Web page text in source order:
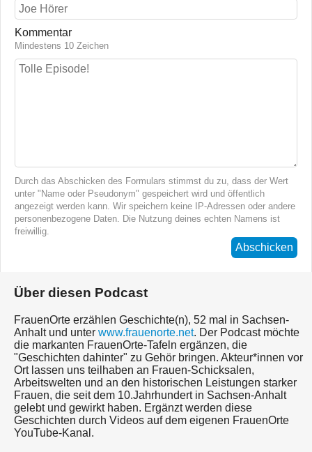
Kommentar
Mindestens 10 Zeichen
Durch das Abschicken des Formulars stimmst du zu, dass der Wert
unter "Name oder Pseudonym" gespeichert wird und öffentlich
angezeigt werden kann. Wir speichern keine IP-Adressen oder andere
personenbezogene Daten. Die Nutzung deines echten Namens ist
freiwillig.
Abschicken
Über diesen Podcast
FrauenOrte erzählen Geschichte(n), 52 mal in Sachsen-
Anhalt und unter www.frauenorte.net. Der Podcast möchte
die markanten FrauenOrte-Tafeln ergänzen, die
"Geschichten dahinter" zu Gehör bringen. Akteur*innen vor
Ort lassen uns teilhaben an Frauen-Schicksalen,
Arbeitswelten und an den historischen Leistungen starker
Frauen, die seit dem 10.Jahrhundert in Sachsen-Anhalt
gelebt und gewirkt haben. Ergänzt werden diese
Geschichten durch Videos auf dem eigenen FrauenOrte
YouTube-Kanal.